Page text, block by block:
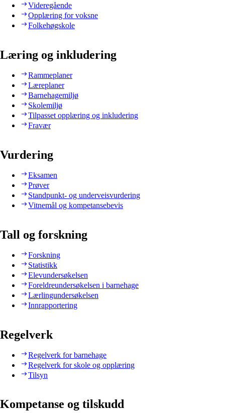
Videregående
Opplæring for voksne
Folkehøgskole
Læring og inkludering
Rammeplaner
Læreplaner
Barnehagemiljø
Skolemiljø
Tilpasset opplæring og inkludering
Fravær
Vurdering
Eksamen
Prøver
Standpunkt- og underveisvurdering
Vitnemål og kompetansebevis
Tall og forskning
Forskning
Statistikk
Elevundersøkelsen
Foreldreundersøkelsen i barnehage
Lærlingundersøkelsen
Innrapportering
Regelverk
Regelverk for barnehage
Regelverk for skole og opplæring
Tilsyn
Kompetanse og tilskudd